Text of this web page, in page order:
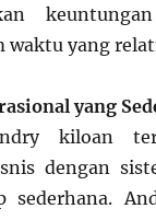
waktu yang
yang
kiloan
dengan
sederhana.